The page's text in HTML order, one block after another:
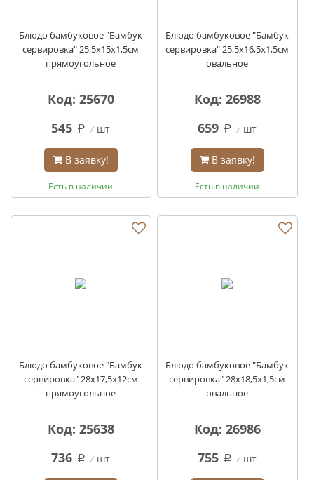
Блюдо бамбуковое "Бамбук
сервировка" 25,5х15х1,5см
прямоугольное
Код: 25670
545 q шт
В заявку!
Есть в наличии
Блюдо бамбуковое "Бамбук
сервировка" 25,5х16,5х1,5см
овальное
Код: 26988
659 q шт
В заявку!
Есть в наличии
Блюдо бамбуковое "Бамбук
сервировка" 28х17,5х12см
прямоугольное
Код: 25638
736 q шт
Блюдо бамбуковое "Бамбук
сервировка" 28х18,5х1,5см
овальное
Код: 26986
755 q шт